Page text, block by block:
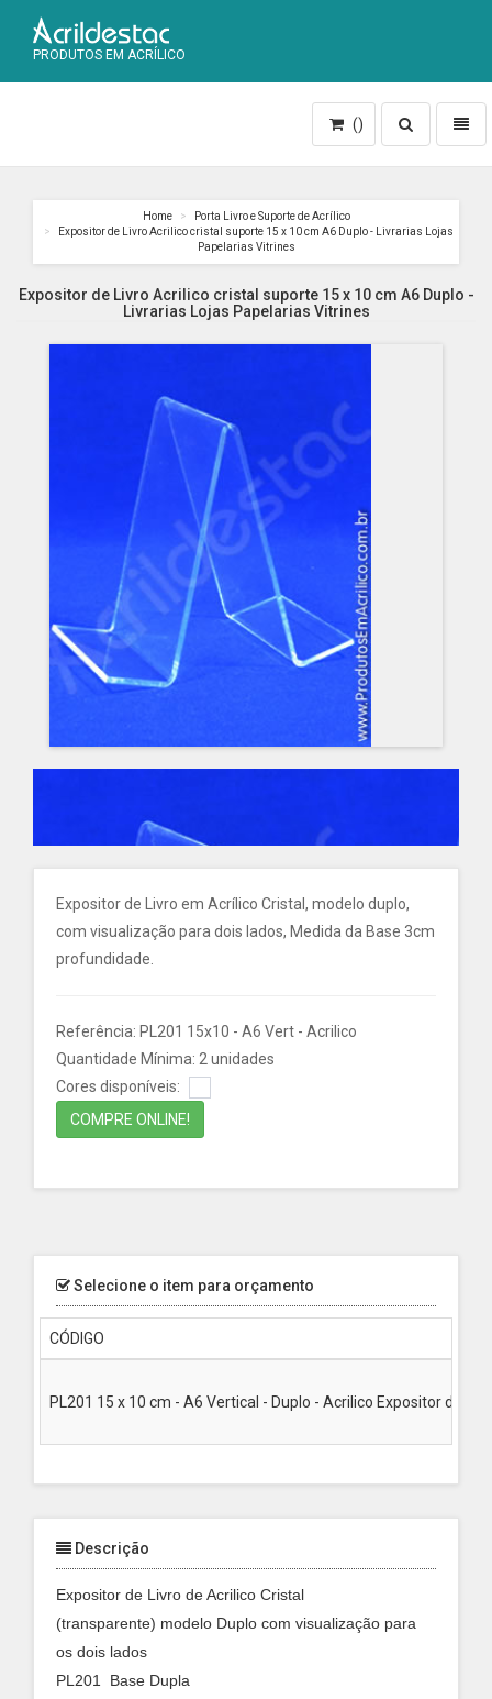
PRODUTOS EM ACRÍLICO
Toggle
search
()
Home
Porta Livro e Suporte de Acrílico
Expositor de Livro Acrilico cristal suporte 15 x 10 cm A6 Duplo - Livrarias Lojas
Papelarias Vitrines
Expositor de Livro Acrilico cristal suporte 15 x 10 cm A6 Duplo -
Livrarias Lojas Papelarias Vitrines
Expositor de Livro em Acrílico Cristal, modelo duplo,
com visualização para dois lados, Medida da Base 3cm
profundidade.
Referência: PL201 15x10 - A6 Vert - Acrilico
Quantidade Mínima: 2 unidades
Cores disponíveis:
COMPRE ONLINE!
Selecione o item para orçamento
CÓDIGO
PL201 15 x 10 cm - A6 Vertical - Duplo - Acrilico Expositor de
Descrição
Expositor de Livro de Acrilico Cristal
(transparente) modelo Duplo com visualização para
os dois lados
PL201 Base Dupla